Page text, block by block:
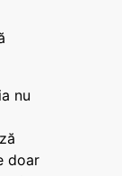
nu
doar